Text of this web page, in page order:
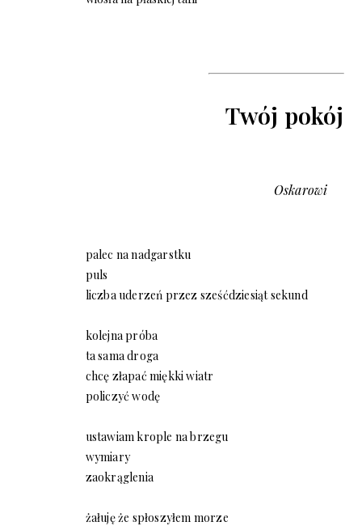
Twój pokój
Oskarowi
palec na nadgarstku
puls
liczba uderzeń przez sześćdziesiąt sekund
kolejna próba
ta sama droga
chcę złapać miękki wiatr
policzyć wodę
ustawiam krople na brzegu
wymiary
zaokrąglenia
żałuję że spłoszyłem morze